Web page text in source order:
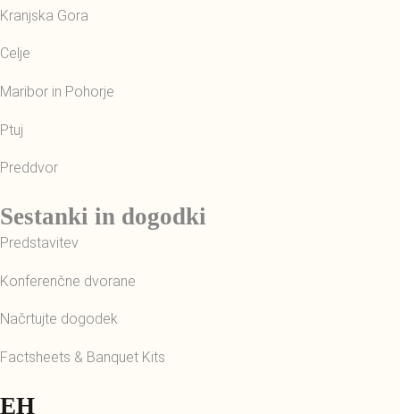
Kranjska Gora
Celje
Maribor in Pohorje
Ptuj
Preddvor
Sestanki in dogodki
Predstavitev
Konferenčne dvorane
Načrtujte dogodek
Factsheets & Banquet Kits
EH